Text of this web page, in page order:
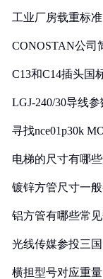
工业厂房载重标
CONOSTAN公司
C13和C14插头国
LGJ-240/30导线
寻找nce01p30k
电梯的尺寸有哪
镀锌方管尺寸一
铝方管有哪些常
光线传媒参投三
横担型号对应重量